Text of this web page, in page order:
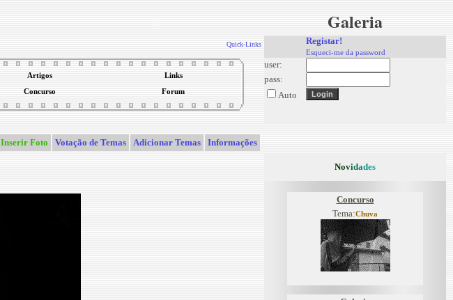
Quick-Links
Artigos Links
Concurso Forum
Inserir Foto Votação de Temas Adicionar Temas Informações
Galeria
Registar!
Esqueci-me da password
user:
pass:
Auto
Novidades
Concurso
Tema:Chuva